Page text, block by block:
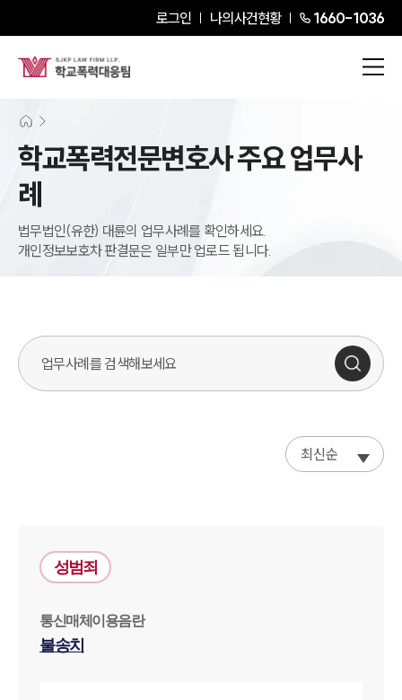
로그인 나의사건현황 1660-1036
학교폭력전문변호사 주요 업무사
례
법무법인(유한) 대륜의 업무사례를 확인하세요.
개인정보보호차 판결문은 일부만 업로드 됩니다.
업무사례 검색창
최신순
성범죄
통신매체이용음란
불송치